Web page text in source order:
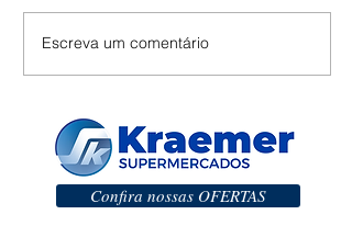
Escreva um comentário
Confira nossas OFERTAS